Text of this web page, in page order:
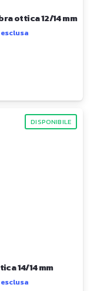
ottica 12/14 mm
DISPONIBILE
14/14 mm